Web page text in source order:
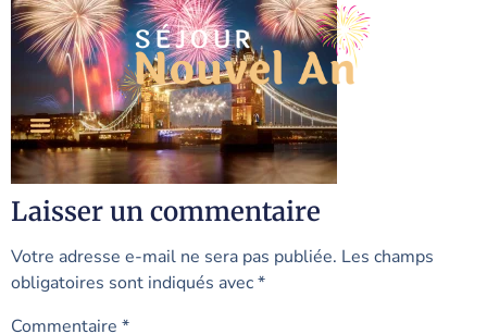
Laisser un commentaire
Votre adresse e-mail ne sera pas publiée. Les champs
obligatoires sont indiqués avec*
Commentaire *